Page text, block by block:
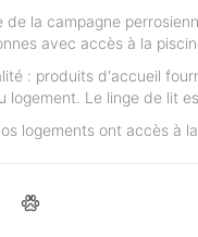
la campagne
avec accès à la
: produits d'accueil
Le linge de lit
logements ont accès à